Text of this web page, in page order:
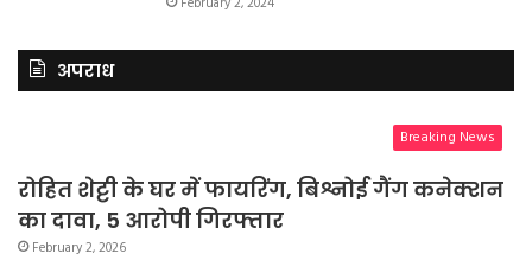
अपराध
Breaking News
रोहित शेट्टी के घर में फायरिंग, बिश्नोई गैंग कनेक्शन
का दावा, 5 आरोपी गिरफ्तार
February 2, 2026